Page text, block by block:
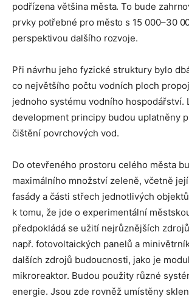
podřízena většina města. To bude
prvky potřebné pro město s 15 000–30
perspektivou dalšího rozvoje.
Při návrhu jeho fyzické struktury bylo
co největšího počtu vodních ploch
jednoho systému vodního hospodářství.
development principy budou uplatněny
čištění povrchových vod.
Do otevřeného prostoru celého města
maximálního množství zeleně, včetně
fasády a části střech jednotlivých
k tomu, že jde o experimentální
předpokládá se užití nejrůznějších
např. fotovoltaických panelů a
dalších zdrojů budoucnosti, jako je
mikroreaktor. Budou použity různé
energie. Jsou zde rovněž umístěny